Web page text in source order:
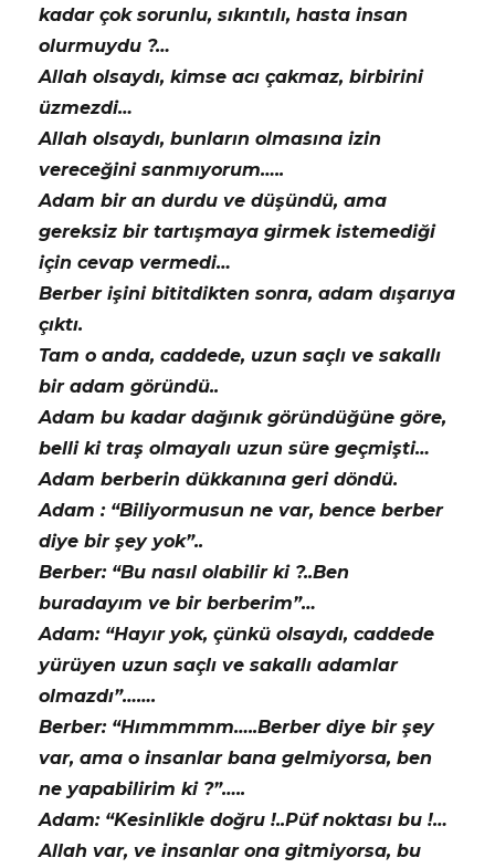
kadar çok sorunlu, sıkıntılı, hasta insan
olurmuydu ?…
Allah olsaydı, kimse acı çakmaz, birbirini
üzmezdi…
Allah olsaydı, bunların olmasına izin
vereceğini sanmıyorum…..
Adam bir an durdu ve düşündü, ama
gereksiz bir tartışmaya girmek istemediği
için cevap vermedi…
Berber işini bititdikten sonra, adam dışarıya
çıktı.
Tam o anda, caddede, uzun saçlı ve sakallı
bir adam göründü..
Adam bu kadar dağınık göründüğüne göre,
belli ki traş olmayalı uzun süre geçmişti…
Adam berberin dükkanına geri döndü.
Adam : “Biliyormusun ne var, bence berber
diye bir şey yok”..
Berber: “Bu nasıl olabilir ki ?..Ben
buradayım ve bir berberim”…
Adam: “Hayır yok, çünkü olsaydı, caddede
yürüyen uzun saçlı ve sakallı adamlar
olmazdı”…….
Berber: “Hımmmmm…..Berber diye bir şey
var, ama o insanlar bana gelmiyorsa, ben
ne yapabilirim ki ?”…..
Adam: “Kesinlikle doğru !..Püf noktası bu !…
Allah var, ve insanlar ona gitmiyorsa, bu